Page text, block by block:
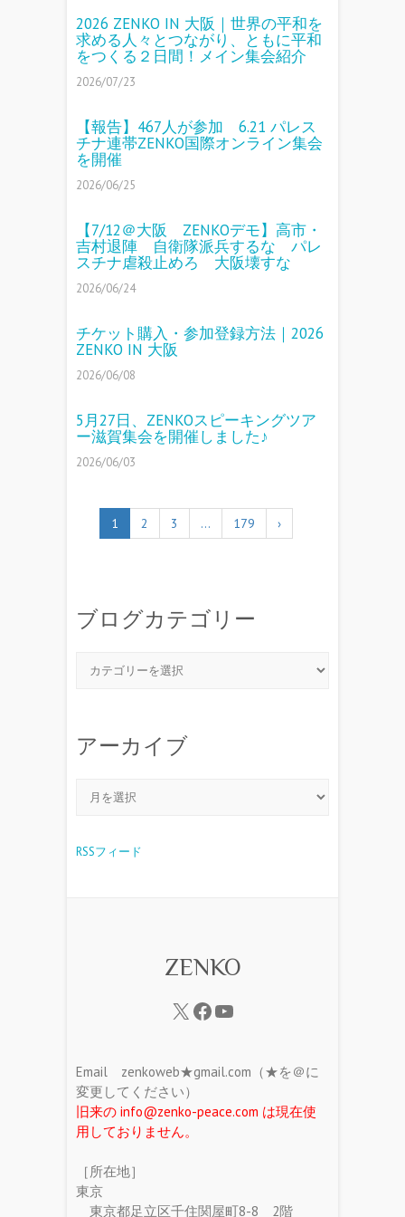
2026 ZENKO IN 大阪｜世界の平和を
求める人々とつながり、ともに平和
をつくる２日間！メイン集会紹介
2026/07/23
【報告】467人が参加 6.21 パレス
チナ連帯ZENKO国際オンライン集会
を開催
2026/06/25
【7/12＠大阪 ZENKOデモ】高市・
吉村退陣 自衛隊派兵するな パレ
スチナ虐殺止めろ 大阪壊すな
2026/06/24
チケット購入・参加登録方法｜2026
ZENKO IN 大阪
2026/06/08
5月27日、ZENKOスピーキングツア
ー滋賀集会を開催しました♪
2026/06/03
1 2 3 … 179 ›
ブログカテゴリー
アーカイブ
RSSフィード
ZENKO
Email zenkoweb★gmail.com（★を＠に
変更してください）
旧来の info@zenko-peace.com は現在使
用しておりません。
［所在地］
東京
東京都足立区千住関屋町8-8 2階